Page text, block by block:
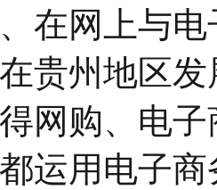
在网上与
贵州地区
网购、电
运用电子